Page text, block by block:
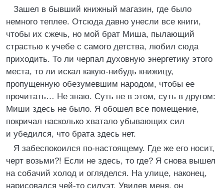
Зашел в бывший книжный магазин, где было
немного теплее. Отсюда давно унесли все книги,
чтобы их сжечь, но мой брат Миша, пылающий
страстью к учебе с самого детства, любил сюда
приходить. То ли черпал духовную энергетику этого
места, то ли искал какую-нибудь книжицу,
пропущенную обезумевшим народом, чтобы ее
прочитать… Не знаю. Суть не в этом, суть в другом:
Миши здесь не было. Я обошел все помещение,
покричал насколько хватало убывающих сил
и убедился, что брата здесь нет.
Я забеспокоился по-настоящему. Где же его носит,
черт возьми?! Если не здесь, то где? Я снова вышел
на собачий холод и огляделся. На улице, наконец,
нарисовался чей-то силуэт. Увидев меня, он